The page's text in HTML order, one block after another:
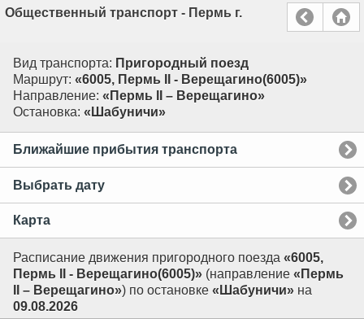
Общественный транспорт - Пермь г.
Вид транспорта: Пригородный поезд
Маршрут: «6005, Пермь II - Верещагино(6005)»
Направление: «Пермь II – Верещагино»
Остановка: «Шабуничи»
Ближайшие прибытия транспорта
Выбрать дату
Карта
Расписание движения пригородного поезда «6005,
Пермь II - Верещагино(6005)» (направление «Пермь
II – Верещагино») по остановке «Шабуничи» на
09.08.2026